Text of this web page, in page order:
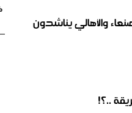
26سبتمبر وسط صنعاء والأهالي يناشدون
..؟!